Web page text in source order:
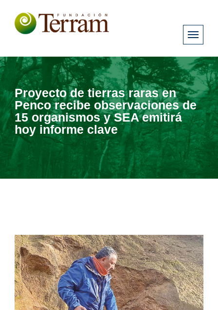
Proyecto de tierras raras en
Penco recibe observaciones de
15 organismos y SEA emitirá
hoy informe clave